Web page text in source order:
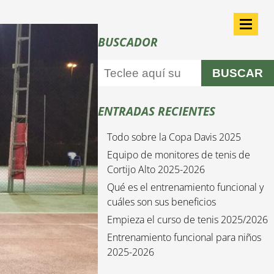
BUSCADOR
BUSCAR
ENTRADAS RECIENTES
Todo sobre la Copa Davis 2025
Equipo de monitores de tenis de
Cortijo Alto 2025-2026
Qué es el entrenamiento funcional y
cuáles son sus beneficios
Empieza el curso de tenis 2025/2026
Entrenamiento funcional para niños
2025-2026